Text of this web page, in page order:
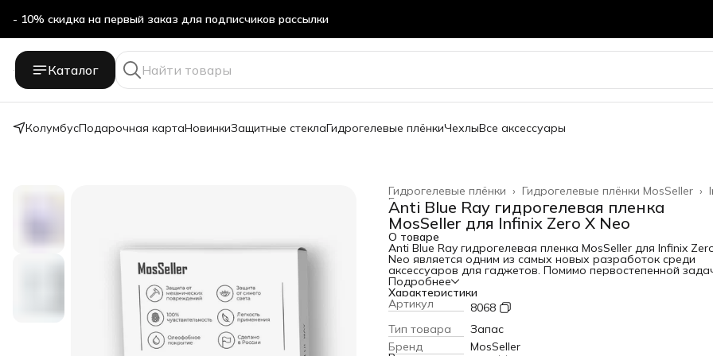
- 10% скидка на первый заказ для подписчиков рассылки
Бесплатная доставка в ПВЗ Яндекс Маркет
Каталог
КолумбусПодарочная картаНовинкиЗащитные стеклаГидрогелевые плёнкиЧехлыВсе аксессуары
Гидрогелевые плёнки MosSeller ›
Гидрогелевые плёнки ›
Главная ›
Anti Blue Ray гидрогелевая пленка
MosSeller для Infinix Zero X Neo
О товаре
Anti Blue Ray гидрогелевая пленка MosSeller для Infinix
Neo является одним из самых новых разработок среди
аксессуаров для гаджетов. Помимо первостепенной
защиты экрана от сколов и царапин, гидрогелевая пленка
Blue Ray блокирует высокоэнергетический
синий свет, который вреден для глаз. Для создания этого
изделия используется качественный полимерный материал
высокой прочностью. За счет этого она защищает
появления царапин и потертостей. Среди главных
преимуществ этого материала: - устойчивость к
Подробнее
Характеристики
Артикул
8068
Тип товара
Запас
Бренд
MosSeller